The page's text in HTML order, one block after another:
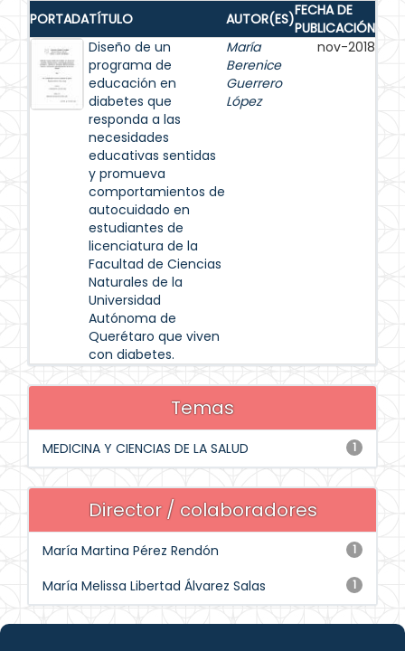
PORTADATÍTULO AUTOR(ES)FECHA DE
PUBLICACIÓN
Diseño de un
programa de
educación en
diabetes que
responda a las
necesidades
educativas sentidas
y promueva
comportamientos de
autocuidado en
estudiantes de
licenciatura de la
Facultad de Ciencias
Naturales de la
Universidad
Autónoma de
Querétaro que viven
con diabetes.
María
Berenice
Guerrero
López
nov-2018
Temas
1
MEDICINA Y CIENCIAS DE LA SALUD
Director / colaboradores
1
María Martina Pérez Rendón
1
María Melissa Libertad Álvarez Salas